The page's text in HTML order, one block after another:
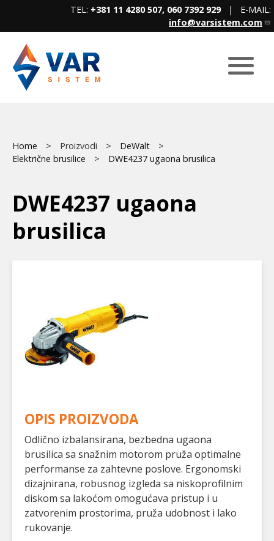
content
TEL: +381 11 4280 507, 060 7392 929| E-MAIL:
info@varsistem.com
Main
Breadcrumb
Home Proizvodi
DeWalt
Električne brusilice
DWE4237 ugaona brusilica
DWE4237 ugaona
brusilica
OPIS PROIZVODA
Odlično izbalansirana, bezbedna ugaona
brusilica sa snažnim motorom pruža optimalne
performanse za zahtevne poslove. Ergonomski
dizajnirana, robusnog izgleda sa niskoprofilnim
diskom sa lakoćom omogućava pristup i u
zatvorenim prostorima, pruža udobnost i lako
rukovanje.